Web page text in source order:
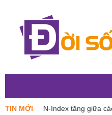
TIN MỚIVN-Index tăng giữa các